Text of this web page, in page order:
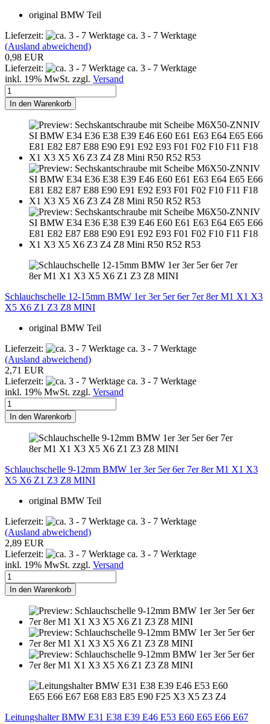
original BMW Teil
Lieferzeit:
ca. 3 - 7 Werktage
(Ausland abweichend)
0,98 EUR
Lieferzeit:
ca. 3 - 7 Werktage
inkl. 19% MwSt. zzgl. Versand
In den Warenkorb
Schlauchschelle 12-15mm BMW 1er 3er 5er 6er 7er 8er M1 X1 X3
X5 X6 Z1 Z3 Z8 MINI
original BMW Teil
Lieferzeit:
ca. 3 - 7 Werktage
(Ausland abweichend)
2,71 EUR
Lieferzeit:
ca. 3 - 7 Werktage
inkl. 19% MwSt. zzgl. Versand
In den Warenkorb
Schlauchschelle 9-12mm BMW 1er 3er 5er 6er 7er 8er M1 X1 X3
X5 X6 Z1 Z3 Z8 MINI
original BMW Teil
Lieferzeit:
ca. 3 - 7 Werktage
(Ausland abweichend)
2,89 EUR
Lieferzeit:
ca. 3 - 7 Werktage
inkl. 19% MwSt. zzgl. Versand
In den Warenkorb
Leitungshalter BMW E31 E38 E39 E46 E53 E60 E65 E66 E67